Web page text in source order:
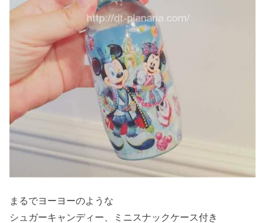
まるでヨーヨーのような
シュガーキャンディー、ミニスナックケース付き